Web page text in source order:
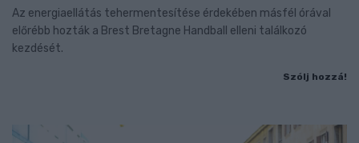
Az energiaellátás tehermentesítése érdekében másfél órával
előrébb hozták a Brest Bretagne Handball elleni találkozó
kezdését.
Szólj hozzá!